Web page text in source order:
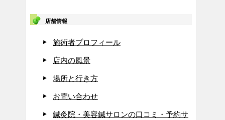
店舗情報
施術者プロフィール
店内の風景
場所と行き方
お問い合わせ
鍼灸院・美容鍼サロンの口コミ・予約サ